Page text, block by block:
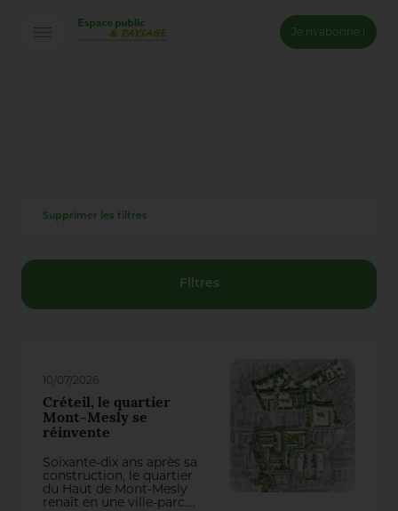
Je m'abonne !
Supprimer les filtres
Filtres
10/07/2026
Créteil, le quartier
Mont-Mesly se
réinvente
Soixante-dix ans après sa
construction, le quartier
du Haut de Mont-Mesly
renaît en une ville-parc.